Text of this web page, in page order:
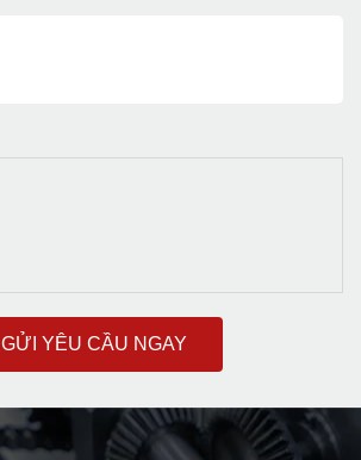
GỬI YÊU CẦU NGAY